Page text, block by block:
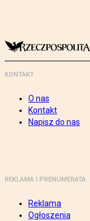
KONTAKT
O nas
Kontakt
Napisz do nas
REKLAMA I PRENUMERATA
Reklama
Ogłoszenia